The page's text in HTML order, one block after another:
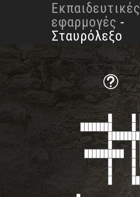
Μετάβαση στο περιεχόμενο
Μετάβαση στο περιεχόμενοΕκπαιδευτικές
εφαρμογές -
Σταυρόλεξο